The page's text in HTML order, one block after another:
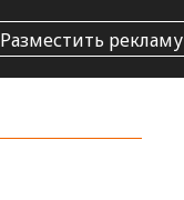
Разместить рекламу